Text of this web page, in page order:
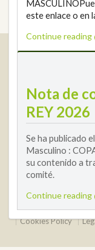
este enlace o en
Continue reading
Nota de
REY 2026
Se ha publicado
Masculino :
su contenido a
comité.
Continue reading
Calle
+34 952
2026 © Real
Cookies Policy